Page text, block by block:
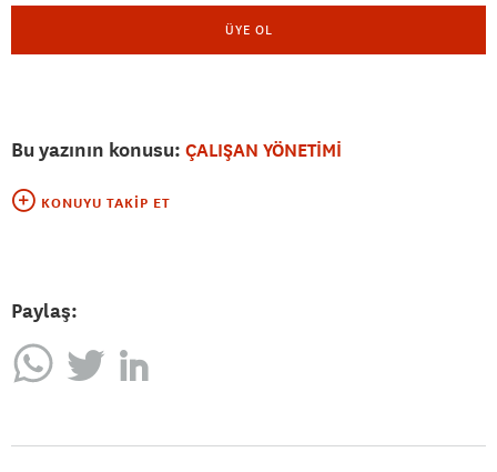
ÜYE OL
Bu yazının konusu: ÇALIŞAN YÖNETİMİ
KONUYU TAKIP ET
Paylaş: